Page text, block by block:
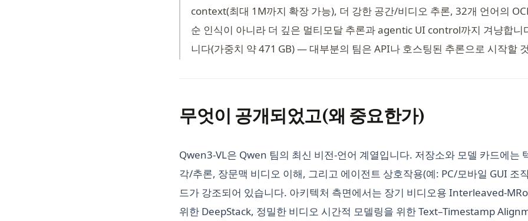
context(최대 1M까지 확장 가능), 더 강한 공간/비디오 추론, 32개 언어의
순 인식이 아니라 더 깊은 멀티모달 추론과 agentic UI control까지 겨냥합니
니다(가중치 약 471 GB) — 대부분의 팀은 API나 호스팅된 추론으로 시작할
무엇이 공개되었고(왜 중요한가)
Qwen3‑VL은 Qwen 팀의 최신 비전‑언어 계열입니다. 저장소와 모델 카드에는
각/추론, 장문맥 비디오 이해, 그리고 에이전트 상호작용(예: PC/모바일 GUI 조
드가 강조되어 있습니다. 아키텍처 측면에서는 장기 비디오용
위한 DeepStack, 정밀한 비디오 시간적 모델링을 위한 Text–Timestamp